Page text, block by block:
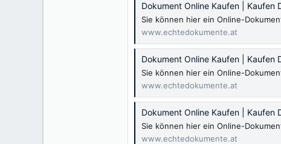
Dokument Online Kaufen | Kaufen
Sie können hier ein Online-
www.echtedokumente.at
Dokument Online Kaufen | Kaufen
Sie können hier ein Online-
www.echtedokumente.at
Dokument Online Kaufen | Kaufen
Sie können hier ein Online-
www.echtedokumente.at